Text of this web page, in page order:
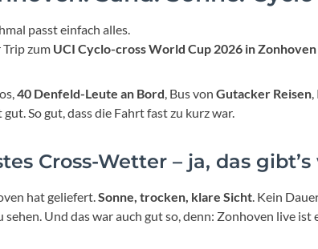
Mcfk
Mounty
Park Tool
passt einfach alles.
zum UCI Cyclo-cross World Cup 2026 in Zonhoven
40 Denfeld-Leute an Bord, Bus von Gutacker Reisen
So gut, dass die Fahrt fast zu kurz war.
Cross-Wetter – ja, das
hat geliefert.Sonne, trocken, klare Sicht. Kein
sehen. Und das war auch gut so, denn: Zonhoven live ist